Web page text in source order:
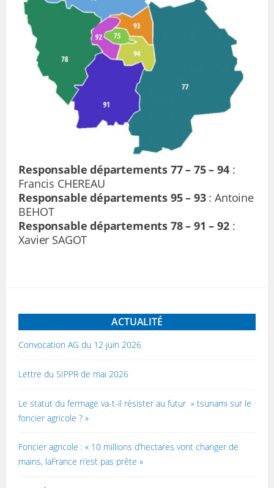
Responsable départements 77 – 75 – 94:
Francis CHEREAU
Responsable départements 95 – 93: Antoine
BEHOT
Responsable départements 78 – 91 – 92 :
Xavier SAGOT
ACTUALITÉ
Convocation AG du 12 juin 2026
Lettre du SIPPR de mai 2026
Le statut du fermage va-t-il résister au futur » tsunami sur le
foncier agricole ? »
Foncier agricole : « 10 millions d’hectares vont changer de
mains, laFrance n’est pas prête »